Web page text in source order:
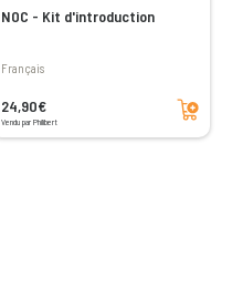
NOC - Kit d'introduction
Français
24,90€
Vendu par Philibert
Ajouter au panier